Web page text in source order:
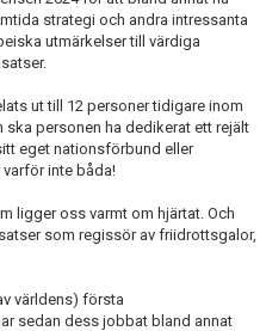
strategi och andra intressanta
utmärkelser till värdiga
ut till 12 personer tidigare inom
personen ha dedikerat ett rejält
eget nationsförbund eller
inte båda!
ligger oss varmt om hjärtat. Och
som regissör av friidrottsgalor,
världens) första
sedan dess jobbat bland annat